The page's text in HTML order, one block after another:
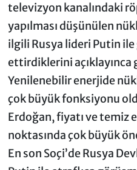
televizyon kanalındaki
yapılması düşünülen
ilgili Rusya lideri Putin
ettirdiklerini
Yenilenebilir enerjide
çok büyük fonksiyonu
Erdoğan, fiyatı ve temiz
noktasında çok büyük
En son Soçi’de Rusya